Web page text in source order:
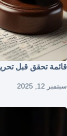
قائمة تحقق قبل
سبتمبر 12, 2025